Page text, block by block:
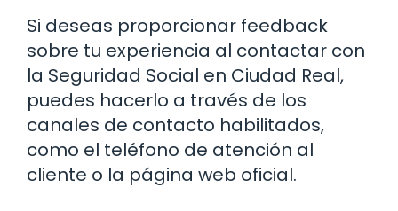
Si deseas proporcionar feedback
sobre tu experiencia al contactar con
la Seguridad Social en Ciudad Real,
puedes hacerlo a través de los
canales de contacto habilitados,
como el teléfono de atención al
cliente o la página web oficial.